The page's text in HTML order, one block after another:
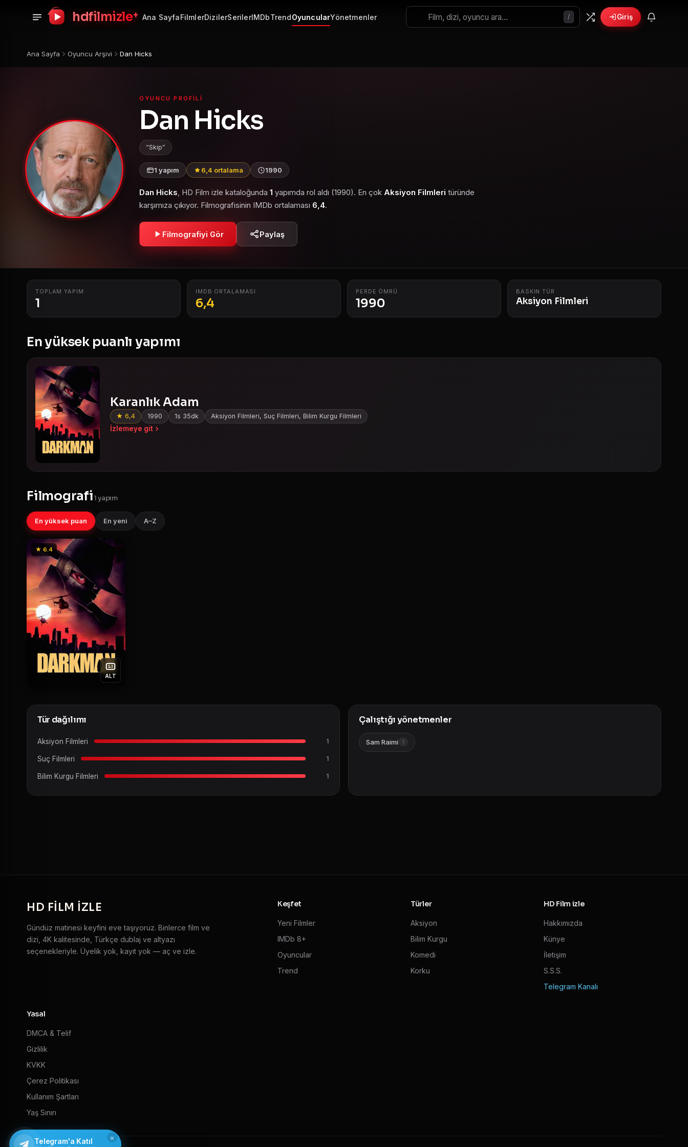
hdfilmizle+ Ana SayfaFilmlerDizilerSerilerIMDbTrendOyuncularYönetmenler / Giriş
Ana Sayfa Oyuncu Arşivi Dan Hicks
OYUNCU PROFILI
Dan Hicks
Skip
1 yapım 6,4 ortalama 1990
Dan Hicks, HD Film izle kataloğunda 1 yapımda rol aldı (1990). En çok Aksiyon Filmleri türünde
karşımıza çıkıyor. Filmografisinin IMDb ortalaması 6,4.
Filmografiyi Gör Paylaş
TOPLAM YAPIM
1
IMDB ORTALAMASI
6,4
PERDE ÖMRÜ
1990
BASKIN TÜR
Aksiyon Filmleri
En yüksek puanlı yapımı
Karanlık Adam
★ 6,4 1990 1s 35dk Aksiyon Filmleri, Suç Filmleri, Bilim Kurgu Filmleri
İzlemeye git
Filmografi1 yapım
En yüksek puan En yeni A–Z
★ 6.4
ALT
Tür dağılımı
Aksiyon Filmleri 1
Suç Filmleri 1
Bilim Kurgu Filmleri 1
Çalıştığı yönetmenler
Sam Raimi 1
HD FILM IZLE
Gündüz matinesi keyfini eve taşıyoruz. Binlerce film ve
dizi, 4K kalitesinde, Türkçe dublaj ve altyazı
seçenekleriyle. Üyelik yok, kayıt yok — aç ve izle.
Keşfet
Yeni Filmler
IMDb 8+
Oyuncular
Trend
Türler
Aksiyon
Bilim Kurgu
Komedi
Korku
HD Film izle
Hakkımızda
Künye
İletişim
S.S.S.
Telegram Kanalı
Yasal
DMCA & Telif
Gizlilik
KVKK
Çerez Politikası
Kullanım Şartları
Yaş Sınırı
Telegram'a Katıl ×